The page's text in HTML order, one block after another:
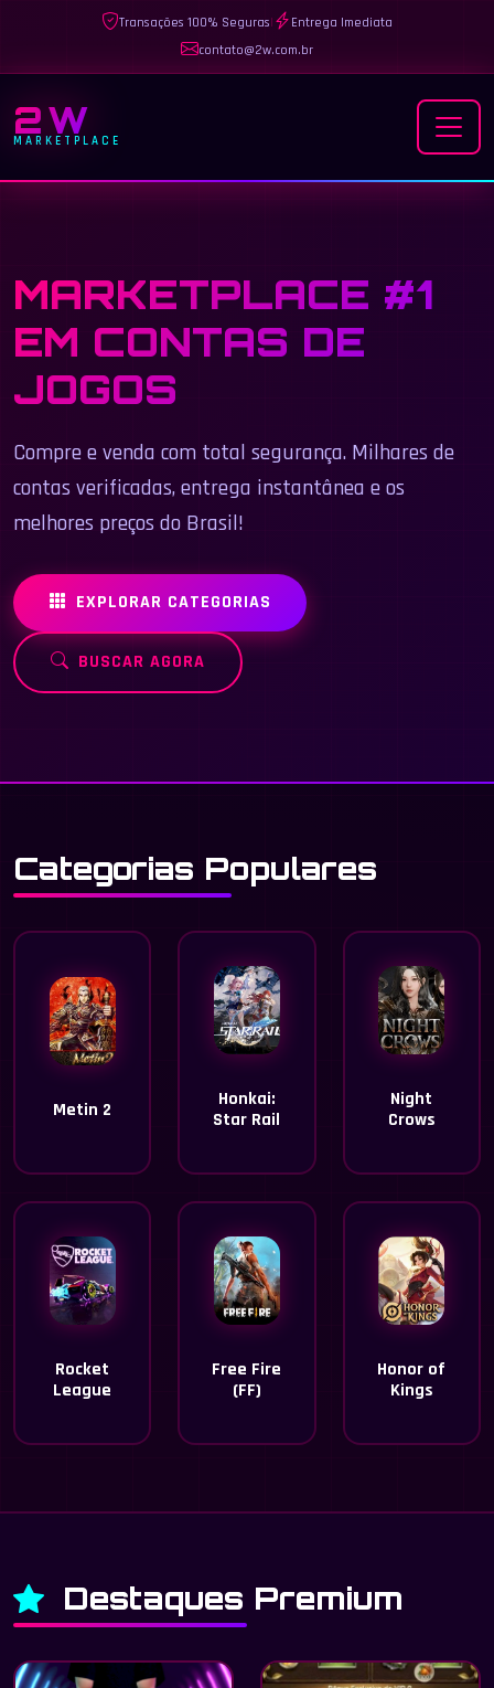
Transações 100% Seguras|
Entrega Imediata
contato@2w.com.br
2W
MARKETPLACE
MARKETPLACE #1
EM CONTAS DE
JOGOS
Compre e venda com total segurança. Milhares de
contas verificadas, entrega instantânea e os
melhores preços do Brasil!
EXPLORAR CATEGORIAS
BUSCAR AGORA
Categorias Populares
Metin 2
Honkai:
Star Rail
Night
Crows
Rocket
League
Free Fire
(FF)
Honor of
Kings
Destaques Premium